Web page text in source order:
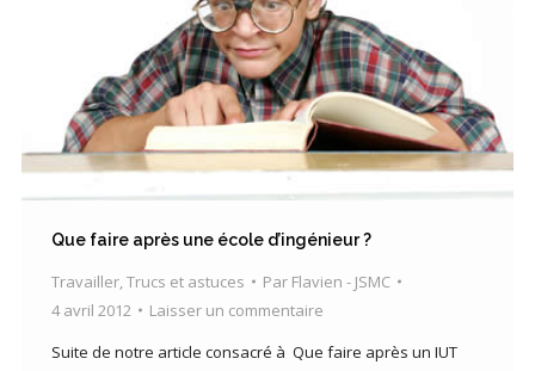
Que faire après une école d’ingénieur ?
Travailler,Trucs et astuces Par Flavien - JSMC
4 avril 2012
Laisser un commentaire
Suite de notre article consacré à Que faire après un IUT